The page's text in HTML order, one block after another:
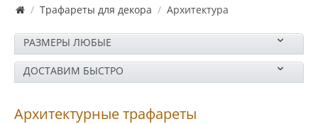
/ Трафареты для декора / Архитектура
РАЗМЕРЫ ЛЮБЫЕ
ДОСТАВИМ БЫСТРО
Архитектурные трафареты